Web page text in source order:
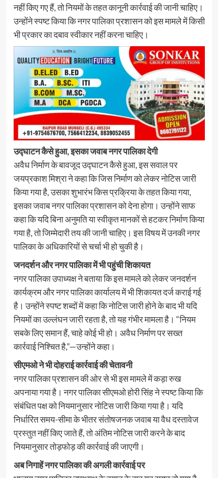
नहीं किए गए हैं, तो नियमों के तहत कानूनी कार्रवाई की जानी चाहिए।
उन्होंने स्पष्ट किया कि नगर पालिका प्रशासन को इस मामले में किसी
भी प्रकार का दबाव स्वीकार नहीं करना चाहिए।
उद्घाटन कैसे हुआ, इसका जवाब नगर पालिका देगी
अवैध निर्माण के बावजूद उद्घाटन कैसे हुआ, इस सवाल पर
जयप्रकाश मिश्रा ने कहा कि जिस निर्माण को लेकर नोटिस जारी
किया गया है, उसका शुभारंभ किस प्रक्रिया के तहत किया गया,
इसका जवाब नगर पालिका प्रशासन को देना होगा। उन्होंने साफ
कहा कि यदि बिना अनुमति या स्वीकृत मानकों से हटकर निर्माण किया
गया है, तो जिम्मेदारी तय की जानी चाहिए। इस विषय में उनकी नगर
पालिका के अधिकारियों से चर्चा भी हो चुकी है।
जनदर्शन और नगर पालिका में भी पहुंची शिकायत
नगर पालिका उपाध्यक्ष ने बताया कि इस मामले को लेकर जनदर्शन
कार्यक्रम और नगर पालिका कार्यालय में भी शिकायत दर्ज कराई गई
है। उन्होंने स्पष्ट शब्दों में कहा कि नोटिस जारी होने के बाद भी यदि
नियमों का उल्लंघन जारी रहता है, तो यह गंभीर मामला है। “नियम
सबके लिए समान हैं, चाहे कोई भी हो। अवैध निर्माण पर सख्त
कार्रवाई निश्चित है,”—उन्होंने कहा।
सीएमओ ने भी दोहराई कार्रवाई की चेतावनी
नगर पालिका प्रशासन की ओर से भी इस मामले में कड़ा रुख
अपनाया गया है। नगर पालिका सीएमओ होरी सिंह ने स्पष्ट किया कि
संबंधित पक्ष को नियमानुसार नोटिस जारी किया गया है। यदि
निर्धारित समय-सीमा के भीतर संतोषजनक जवाब या वैध दस्तावेज
प्रस्तुत नहीं किए जाते हैं, तो अंतिम नोटिस जारी करने के बाद
नियमानुसार तोड़फोड़ की कार्रवाई की जाएगी।
अब निगाहें नगर पालिका की अगली कार्रवाई पर